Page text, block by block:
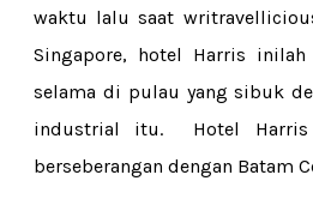
waktu lalu saat
Singapore, hotel Harris
selama di pulau yang sibuk
industrial itu. Hotel Harris
berseberangan dengan Batam